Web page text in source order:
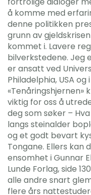
å komme med
denne politikken
grunn av
kommet i. Lavere
bilverkstedene. Jeg
er ansatt ved
Philadelphia, USA
«Tenåringshjernen»
viktig for oss å
deg som søker –
langs steinalder
og et godt bevart
Tongane. Ellers kan
ensomhet i Gunnar
Lunde Forlag, side
alle andre snart
flere års